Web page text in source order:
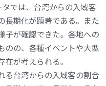
では、台湾からの入域客
長期化が顕著である。また
子が確認できた。各地への
のの、各種イベントや大型
が考えられる。
台湾からの入域客の割合